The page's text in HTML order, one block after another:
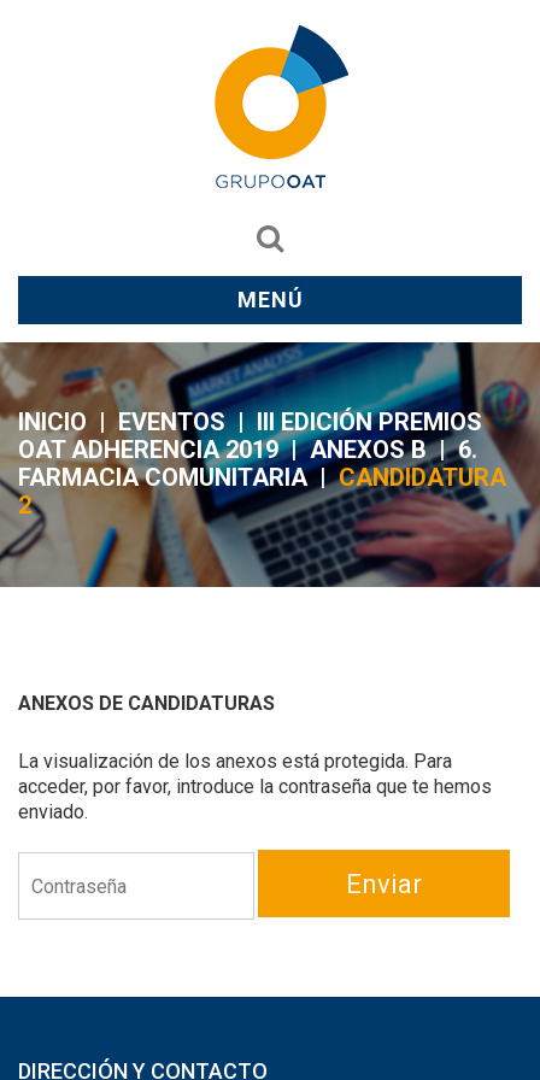
MENÚ
INICIO | EVENTOS | III EDICIÓN PREMIOS
OAT ADHERENCIA 2019 | ANEXOS B | 6.
FARMACIA COMUNITARIA | CANDIDATURA
2
ANEXOS DE CANDIDATURAS
La visualización de los anexos está protegida. Para
acceder, por favor, introduce la contraseña que te hemos
enviado.
Enviar
DIRECCIÓN Y CONTACTO